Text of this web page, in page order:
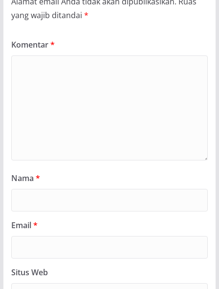
yang wajib ditandai *
Komentar*
Nama *
Email*
Situs Web